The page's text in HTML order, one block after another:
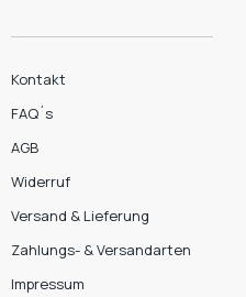
Kontakt
FAQ´s
AGB
Widerruf
Versand & Lieferung
Zahlungs- & Versandarten
Impressum